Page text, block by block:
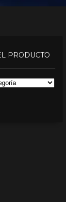
PRODUCTO